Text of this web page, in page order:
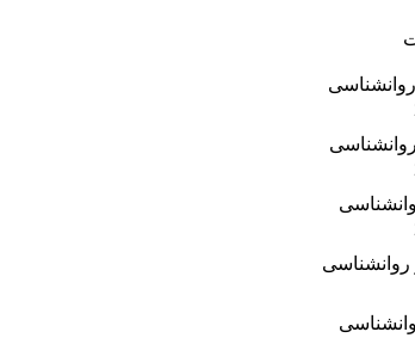
روانشناسی
روانشناسی